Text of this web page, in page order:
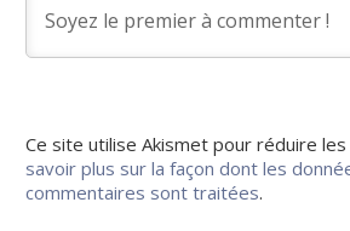
Ce site utilise Akismet pour réduire
savoir plus sur la façon dont les
commentaires sont traitées.